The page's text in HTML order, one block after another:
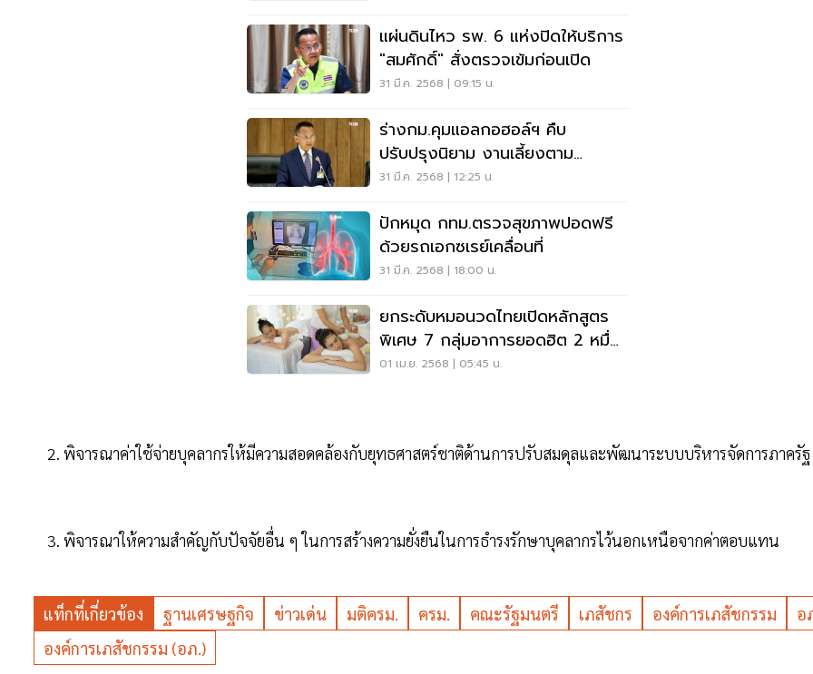
แผ่นดินไหว รพ. 6 แห่งปิดให้บริการ
"สมศักดิ์" สั่งตรวจเข้มก่อนเปิด
31 มี.ค. 2568 | 09:15 น.
ร่างกม.คุมแอลกอฮอล์ฯ คืบ
ปรับปรุงนิยาม งานเลี้ยงตาม
ประเพณี
31 มี.ค. 2568 | 12:25 น.
ปักหมุด กทม.ตรวจสุขภาพปอดฟรี
ด้วยรถเอกซเรย์เคลื่อนที่
31 มี.ค. 2568 | 18:00 น.
ยกระดับหมอนวดไทยเปิดหลักสูตร
พิเศษ 7 กลุ่มอาการยอดฮิต 2 หมื่น
คน
01 เม.ย. 2568 | 05:45 น.
2. พิจารณาค่าใช้จ่ายบุคลากรให้มีความสอดคล้องกับยุทธศาสตร์ชาติด้านการปรับสมดุลและพัฒนาระบบบริหารจัดการภาครัฐ
3. พิจารณาให้ความสำคัญกับปัจจัยอื่น ๆ ในการสร้างความยั่งยืนในการธำรงรักษาบุคลากรไว้นอกเหนือจากค่าตอบแทน
แท็กที่เกี่ยวข้อง ฐานเศรษฐกิจ ข่าวเด่น มติครม. ครม. คณะรัฐมนตรี เภสัชกร องค์การเภสัชกรรม
อ
องค์การเภสัชกรรม (อภ.)